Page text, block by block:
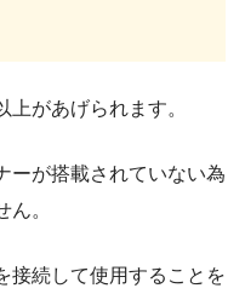
があげられます。
ーが搭載されていない為
。
接続して使用することを